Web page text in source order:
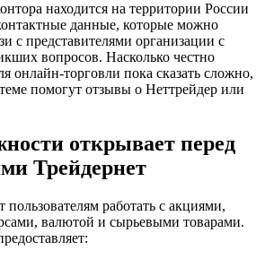
находится на территории России
данные, которые можно
с представителями организации с
вопросов. Насколько честно
онлайн-торговли пока сказать сложно,
помогут отзывы о Неттрейдер или
открывает перед
Трейдернет
пользователям работать с акциями,
валютой и сырьевыми товарами.